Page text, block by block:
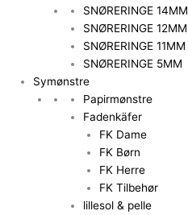
SNØRERINGE 14MM
SNØRERINGE 12MM
SNØRERINGE 11MM
SNØRERINGE 5MM
Symønstre
Papirmønstre
Fadenkäfer
FK Dame
FK Børn
FK Herre
FK Tilbehør
lillesol & pelle